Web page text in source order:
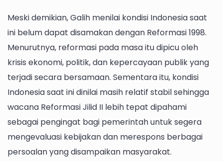
Meski demikian, Galih menilai kondisi Indonesia saat
ini belum dapat disamakan dengan Reformasi 1998.
Menurutnya, reformasi pada masa itu dipicu oleh
krisis ekonomi, politik, dan kepercayaan publik yang
terjadi secara bersamaan. Sementara itu, kondisi
Indonesia saat ini dinilai masih relatif stabil sehingga
wacana Reformasi Jilid II lebih tepat dipahami
sebagai pengingat bagi pemerintah untuk segera
mengevaluasi kebijakan dan merespons berbagai
persoalan yang disampaikan masyarakat.